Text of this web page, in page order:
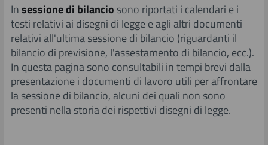
Insessione di bilancio sono riportati i calendari e i
testi relativi ai disegni di legge e agli altri documenti
relativi all'ultima sessione di bilancio (riguardanti il
bilancio di previsione, l'assestamento di bilancio, ecc.).
In questa pagina sono consultabili in tempi brevi dalla
presentazione i documenti di lavoro utili per affrontare
la sessione di bilancio, alcuni dei quali non sono
presenti nella storia dei rispettivi disegni di legge.​